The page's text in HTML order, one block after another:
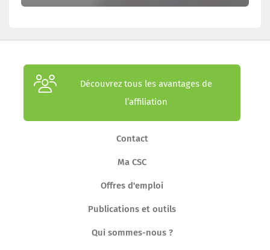
Découvrez tous les avantages de
l’affiliation
Contact
Ma CSC
Offres d'emploi
Publications et outils
Qui sommes-nous ?